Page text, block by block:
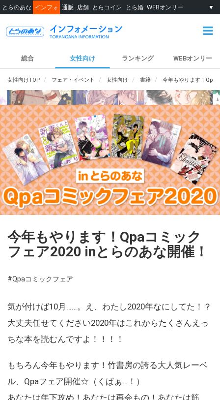
とらのあな インフォ 通販 店舗 とらコイン とら婚 WEBオンリー ▼
総合 女性向け ランキング WEBオンリー
女性向けTOP フェア・イベント 女性向け 書籍 今年もやります！Qpa
今年もやります！Qpaコミック
フェア2020 inとらのあな開催！
#Qpaコミックフェア
気が付けば10月……。え、わたし2020年なにしてた！？
大丈夫任せてください2020年はこれからたくさんえっ
ちな本を読むんですよ！！！！
もちろん今年もやります！竹書房の誇る大人気レーベ
ル、Qpaフェア開催☆（くぱぁ…！）
あなたは年下攻め！あなたは再会もの！あなたは筋